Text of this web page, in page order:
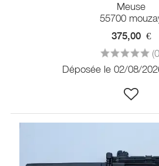
Meuse
55700
375,00 €
Déposée le 02/08/